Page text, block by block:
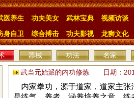
医养生 功夫美女 武林宝典 视频访谈
身自卫 综合搏击 功夫影视 龙狮文化
器械 功法 名家
武当元始派的内功修炼 日期：
内家拳功，源于道家，道家主张